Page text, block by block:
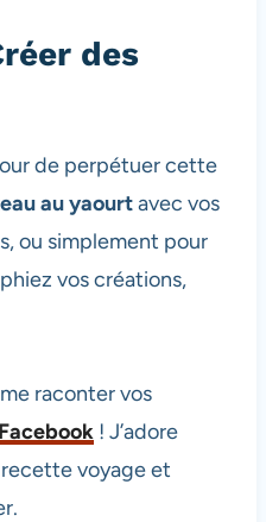
des
de perpétuer cette
au yaourtavec vos
ou simplement pour
vos créations,
raconter vos
! J’adore
voyage et